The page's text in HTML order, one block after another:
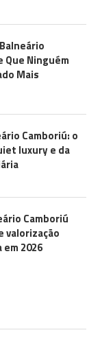
Que Ninguém
Mais
Camboriú: o
luxury e da
Camboriú
valorização
2026